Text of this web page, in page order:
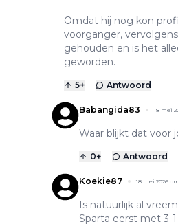
Omdat hij nog kon
voorganger,
gehouden en is het
geworden.
5+ Antwoord
Babangida83 18 mei
Waar blijkt dat voor
0+ Antwoord
Koekie87 18 mei 2026
Is natuurlijk al
Sparta eerst met 3-